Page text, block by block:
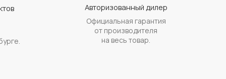
Авторизованный дилер
Официальная гарантия
от производителя
на весь товар.